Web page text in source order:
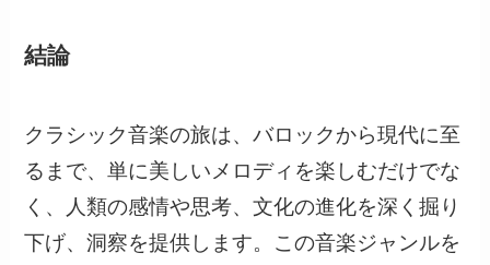
結論
クラシック音楽の旅は、バロックから現代に至
るまで、単に美しいメロディを楽しむだけでな
く、人類の感情や思考、文化の進化を深く掘り
下げ、洞察を提供します。この音楽ジャンルを